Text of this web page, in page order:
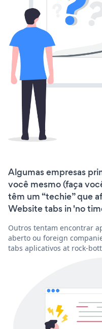
Algumas empresas
você mesmo (faça
têm um “techie” que
Website tabs in 'no
Outros tentam encontrar
aberto ou foreign
tabs aplicativos at rock-